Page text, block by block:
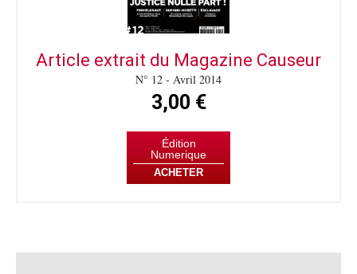
Article extrait du Magazine Causeur
N° 12 - Avril 2014
3,00 €
Édition
Numerique
ACHETER